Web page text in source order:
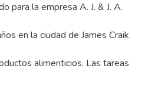
para la empresa A. J. & J. A.
en la ciudad de James Craik
alimenticios. Las tareas